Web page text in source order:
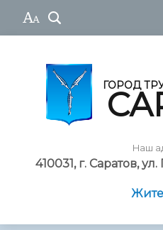
ГОРОД
Наш
410031, г. Саратов,